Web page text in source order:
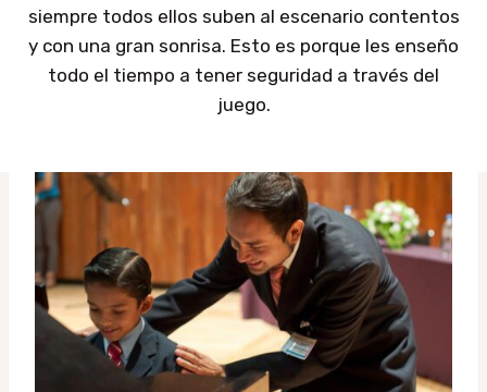
siempre todos ellos suben al escenario contentos
y con una gran sonrisa. Esto es porque les enseño
todo el tiempo a tener seguridad a través del
juego.